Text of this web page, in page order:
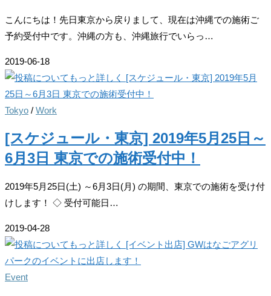
こんにちは！先日東京から戻りまして、現在は沖縄での施術ご
予約受付中です。沖縄の方も、沖縄旅行でいらっ…
2019-06-18
Tokyo / Work
[スケジュール・東京] 2019年5月25日～
6月3日 東京での施術受付中！
2019年5月25日(土) ～6月3日(月) の期間、東京での施術を受け付
けします！ ◇ 受付可能日…
2019-04-28
Event